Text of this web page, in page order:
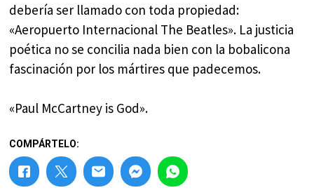
debería ser llamado con toda propiedad:
«Aeropuerto Internacional The Beatles». La justicia
poética no se concilia nada bien con la bobalicona
fascinación por los mártires que padecemos.
«Paul McCartney is God».
COMPÁRTELO: